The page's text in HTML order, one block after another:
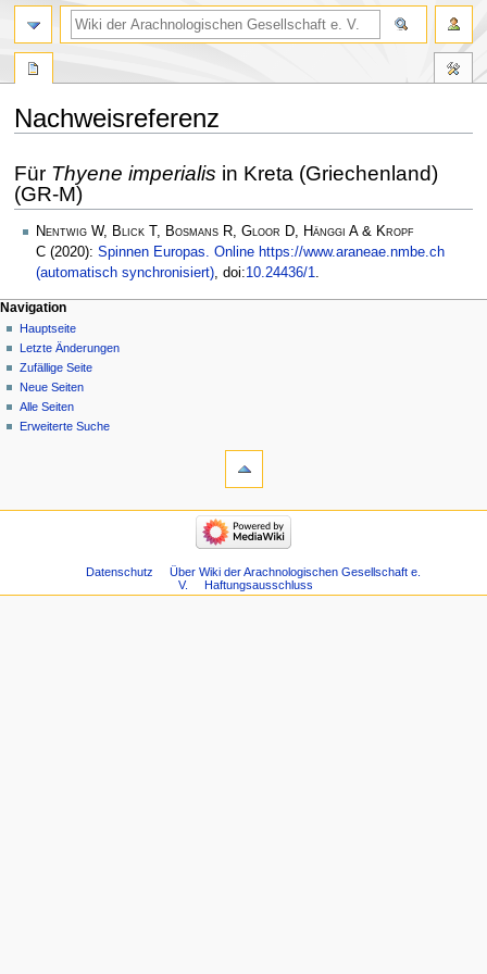
Nachweisreferenz
Navigation
springen
Suche
springen
Für Thyene imperialis in Kreta (Griechenland)
(GR-M)
Nentwig W, Blick T, Bosmans R, Gloor D, Hänggi A & Kropf
C (2020): Spinnen Europas. Online https://www.araneae.nmbe.ch
(automatisch synchronisiert), doi:10.24436/1.
Navigation
Hauptseite
Letzte Änderungen
Zufällige Seite
Neue Seiten
Alle Seiten
Erweiterte Suche
Datenschutz
Über Wiki der Arachnologischen Gesellschaft e.
V.
Haftungsausschluss